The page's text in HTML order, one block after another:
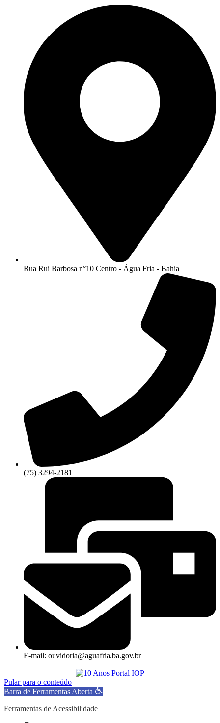
Rua Rui Barbosa n°10 Centro - Água Fria - Bahia
(75) 3294-2181
E-mail: ouvidoria@aguafria.ba.gov.br
Pular para o conteúdo
Barra de Ferramentas Aberta
Ferramentas de Acessibilidade